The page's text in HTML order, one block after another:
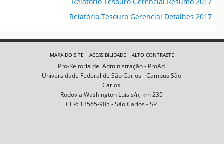
Relatório Tesouro Gerencial Detalhes 2017
MAPA DO SITE ACESSIBILIDADE ALTO CONTRASTE
Pro-Reitoria de Administração - ProAd
Universidade Federal de São Carlos - Campus São
Carlos
Rodovia Washington Luis s/n, km 235
CEP: 13565-905 - São Carlos - SP